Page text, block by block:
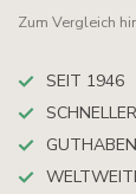
Zum Vergleich
SEIT 1946